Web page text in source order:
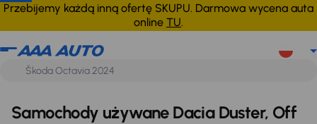
Przebijemy każdą inną ofertę SKUPU. Darmowa wycena auta
online TU.
Dacia Duster Off road Anuluj wszystko
Samochody używane Dacia Duster, Off